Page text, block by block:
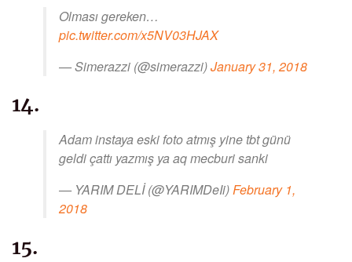
Olması gereken…
pic.twitter.com/x5NV03HJAX
— Simerazzi (@simerazzi)January 31, 2018
14.
Adam instaya eski foto atmış yine tbt günü
geldi çattı yazmış ya aq mecburi sanki
— YARIM DELİ (@YARIMDeIi)February 1,
2018
15.